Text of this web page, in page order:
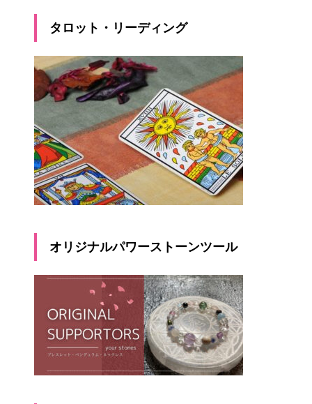
タロット・リーディング
オリジナルパワーストーンツール